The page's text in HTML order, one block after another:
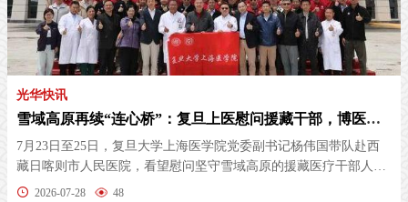
光华快讯
雪域高原再续“连心桥”：复旦上医慰问援藏干部，博医团送医到边疆
7月23日至25日，复旦大学上海医学院党委副书记杨伟国带队赴西
藏日喀则市人民医院，看望慰问坚守雪域高原的援藏医疗干部人
才，相关职...
2026-07-28 48